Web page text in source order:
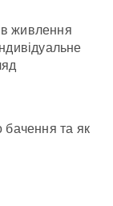
живлення
бачення та як